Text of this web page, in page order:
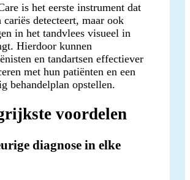
is het eerste instrument dat
cariës detecteert, maar ook
in het tandvlees visueel in
Hierdoor kunnen
en tandartsen effectiever
met hun patiënten en een
behandelplan opstellen.
voordelen
diagnose in elke